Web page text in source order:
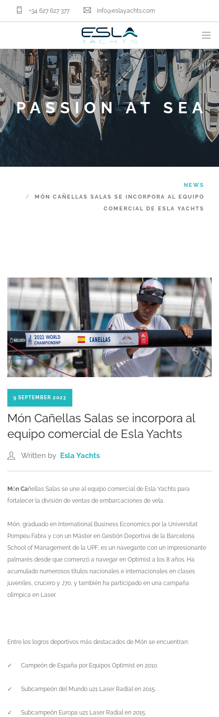
+34 627 627 377 info@eslayachts.com
BRANDS
YACHT OWNERSHIP PROGRAM
BOATS
SELL YOUR BOAT
NAUTICAL SERVICES
ABOUT US
NEWS
PASSION AT SEA
NEWS
MÓN CAÑELLAS SALAS SE INCORPORA AL EQUIPO
COMERCIAL DE ESLA YACHTS
9 SEPTEMBER 2023
Món Cañellas Salas se incorpora al
equipo comercial de Esla Yachts
Written by Esla Yachts
Món Cañellas Salas se une al equipo comercial de Esla Yachts para
fortalecer la división de ventas de embarcaciones de vela.
Món, graduado en International Business Economics por la Universitat
Pompeu Fabra y con un Máster en Gestión Deportiva de la Barcelona
School of Management de la UPF, es un navegante con un impresionante
palmarés desde que comenzó a navegar en Optimist a los 8 años. Ha
acumulado numerosos títulos nacionales e internacionales en clases
juveniles, crucero y J70, y también ha participado en una campaña
olímpica en Laser.
Entre los logros deportivos más destacados de Món se encuentran:
✓ Campeón de España por Equipos Optimist en 2010.
✓ Subcampeón del Mundo u21 Laser Radial en 2015.
✓ Subcampeón Europa u21 Laser Radial en 2015.